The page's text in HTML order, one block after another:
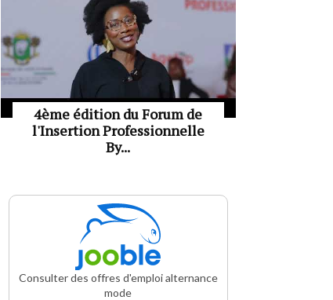
4ème édition du Forum de
l'Insertion Professionnelle
By...
Consulter des offres d'emploi alternance
mode